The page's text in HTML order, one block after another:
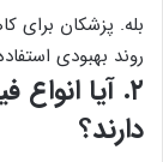
بله. پزشکان برای
روند بهبودی
۲. آیا
دارند؟